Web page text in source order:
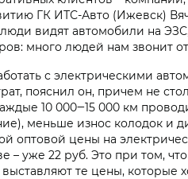
ГК ИТС-Авто (Ижевск)
видят автомобили на
много людей нам звонит
с электрическими
пояснил он, причем не
10 000‒15 000 км
меньше износ колодок и
оптовой цены на
– уже 22 руб. Это при том,
те цены, которые